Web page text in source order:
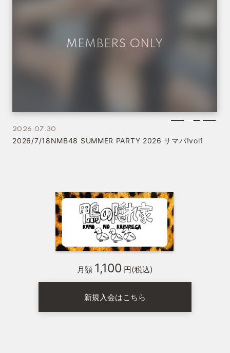
2026.07.30
2026/7/18NMB48 SUMMER PARTY 2026 サマパ!vol1
月額 1,100 円(税込)
新規入会はこちら